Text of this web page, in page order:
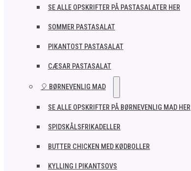
SE ALLE OPSKRIFTER PÅ PASTASALATER HER
SOMMER PASTASALAT
PIKANTOST PASTASALAT
CÆSAR PASTASALAT
🎈 BØRNEVENLIG MAD
SE ALLE OPSKRIFTER PÅ BØRNEVENLIG MAD HER
SPIDSKÅLSFRIKADELLER
BUTTER CHICKEN MED KØDBOLLER
KYLLING I PIKANTSOVS